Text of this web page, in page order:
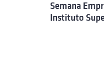
Semana
Instituto